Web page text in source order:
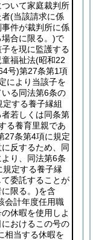
いて家庭裁判所
者(当該請求に係
件が裁判所に係
合に限る。)で
を現に監護する
童福祉法(昭和22
号)第27条第1項
により当該子を
る同法第6条の
する養子縁組
若しくは同条第
る養育里親であ
27条第4項に規定
反するため、同
り、同法第6条
規定する養子縁
委託することが
限る。)を含
会計年度任用職
休暇を使用しよ
におけるこの号の
相当する休暇を